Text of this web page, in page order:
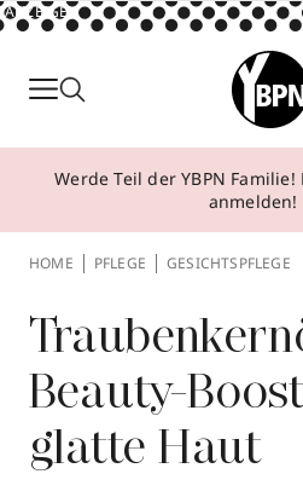
ANZEIGE
Parfum
Make-up
Behandlungen
Über YBPN
Aktionen
Storefinder
Werde Teil der YBPN
HOME PFLEGE GESICHTSPFLEGE
Beauty-
glatte Haut